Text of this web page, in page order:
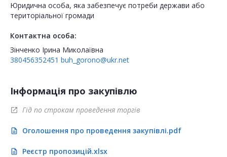
Юридична особа, яка забезпечує потреби держави або
територіальної громади
Контактна особа:
Зінченко Ірина Миколаївна
380456352451 buh_gorono@ukr.net
Інформація про закупівлю
open_in_new Гід по строкам проведення торгів
description Оголошення про проведення закупівлі.pdf
description Реєстр пропозицій.xlsx